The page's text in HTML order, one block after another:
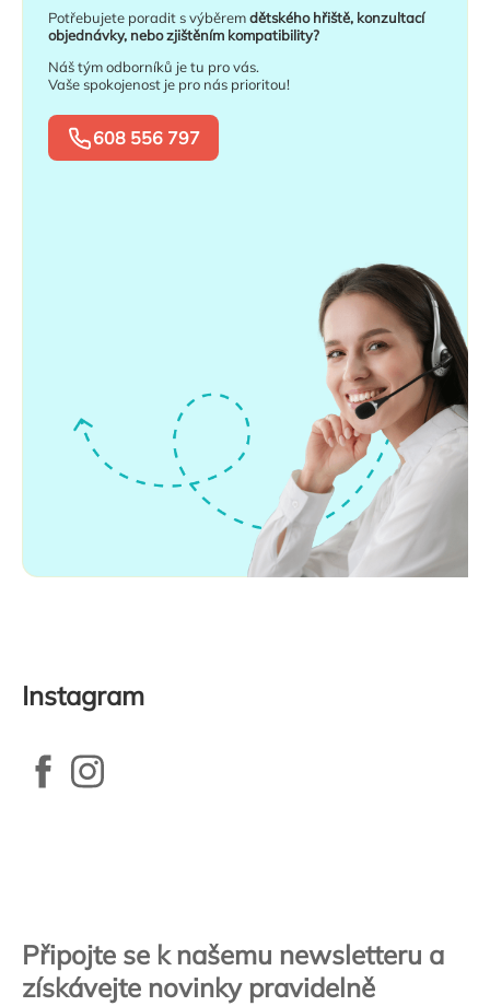
Potřebujete poradit s výběremdětského hřiště, konzultací
objednávky, nebo zjištěním kompatibility?
Náš tým odborníků je tu pro vás.
Vaše spokojenost je pro nás prioritou!
608 556 797
Instagram
Připojte se k našemu newsletteru a
získávejte novinky pravidelně